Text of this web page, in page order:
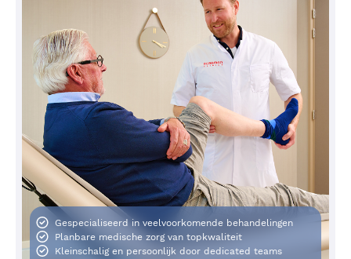
Gespecialiseerd in veelvoorkomende behandelingen
Planbare medische zorg van topkwaliteit
Kleinschalig en persoonlijk door dedicated teams